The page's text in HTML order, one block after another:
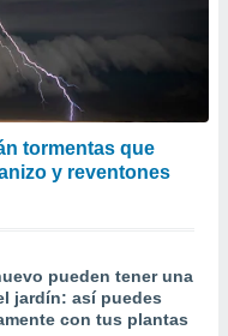
tormentas que
y reventones
pueden tener una
jardín: así puedes
con tus plantas